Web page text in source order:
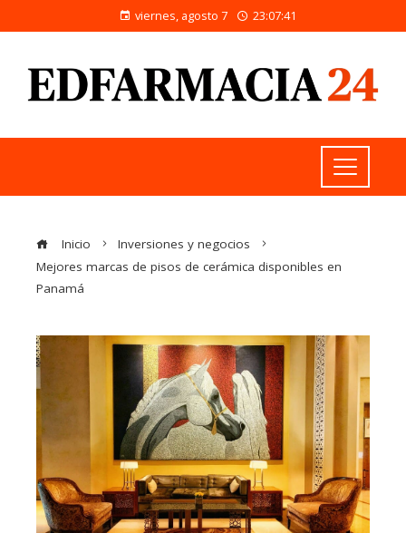
viernes, agosto 7 23:07:42
Inicio
Inversiones y negocios
Mejores marcas de pisos de cerámica disponibles en
Panamá